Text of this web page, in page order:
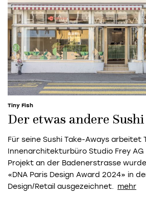
Tiny Fish
Der etwas andere
Für seine Sushi Take-Aways arbeitet
Innenarchitekturbüro Studio Frey AG
Projekt an der Badenerstrasse
«DNA Paris Design Award 2024» in
Design/Retail ausgezeichnet.